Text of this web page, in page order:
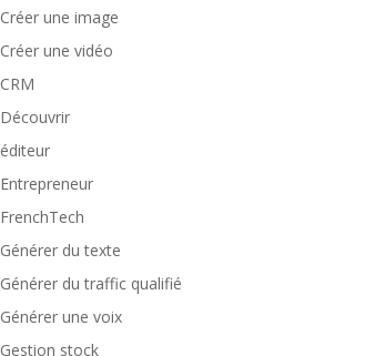
Créer une image
Créer une vidéo
CRM
Découvrir
éditeur
Entrepreneur
FrenchTech
Générer du texte
Générer du traffic qualifié
Générer une voix
Gestion stock